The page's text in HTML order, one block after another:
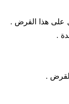
على هذا القرض .
.
.